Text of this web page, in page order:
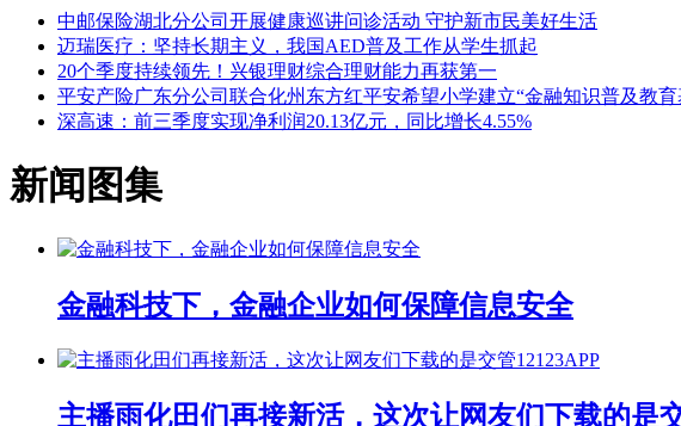
中邮保险湖北分公司开展健康巡讲问诊活动 守护新市民美好生活
迈瑞医疗：坚持长期主义，我国AED普及工作从学生抓起
20个季度持续领先！兴银理财综合理财能力再获第一
平安产险广东分公司联合化州东方红平安希望小学建立“金融知识普及教育
深高速：前三季度实现净利润20.13亿元，同比增长4.55%
新闻图集
金融科技下，金融企业如何保障信息安全
主播雨化田们再接新活，这次让网友们下载的是